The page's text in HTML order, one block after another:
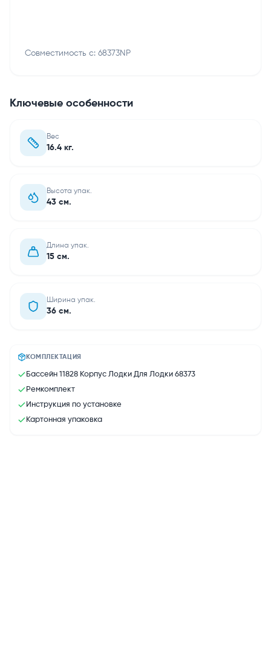
Совместимость с: 68373NP
Ключевые особенности
Вес
16.4 кг.
Высота упак.
43 см.
Длина упак.
15 см.
Ширина упак.
36 см.
КОМПЛЕКТАЦИЯ
Бассейн 11828 Корпус Лодки Для Лодки 68373
Ремкомплект
Инструкция по установке
Картонная упаковка